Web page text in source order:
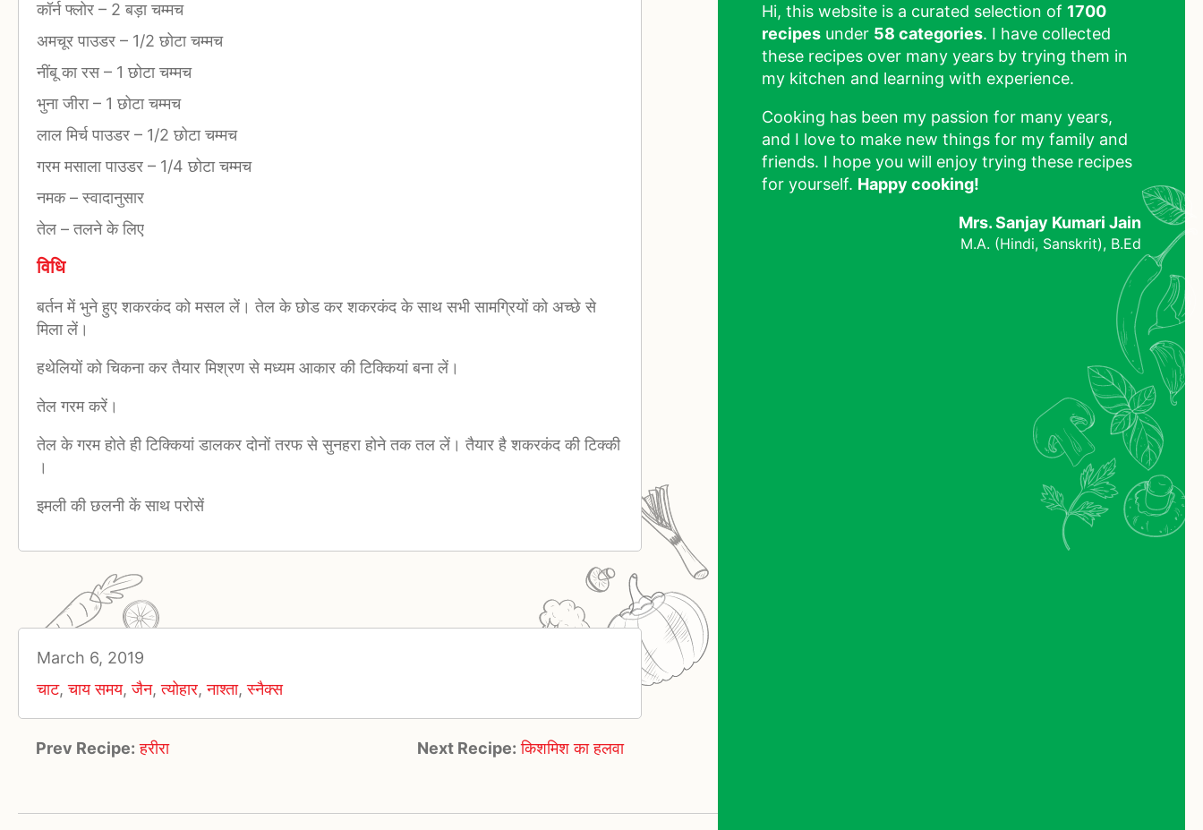
कॉर्न फ्लोर – 2 बड़ा चम्मच
अमचूर पाउडर – 1/2 छोटा चम्मच
नींबू का रस– 1 छोटा चम्मच
भुना जीरा– 1 छोटा चम्मच
लाल मिर्च पाउडर – 1/2 छोटा चम्मच
गरम मसाला पाउडर – 1/4 छोटा चम्मच
नमक–स्वादानुसार
तेल –तलने के लिए
विधि
बर्तन में भुने हुए शकरकंद को मसल लें। तेल के छोड कर शकरकंद के साथ सभी सामग्रियों को अच्छे से
मिला लें।
हथेलियों को चिकना कर तैयार मिश्रण से मध्यम आकार की टिक्कियां बना लें।
तेल गरम करें।
तेल के गरम होते ही टिक्कियां डालकर दोनों तरफ से सुनहरा होने तक तल लें। तैयार है शकरकंद की टिक्की
।
इमली की छलनी कें साथ परोसें
March 6, 2019
चाट,चाय समय,जैन,त्योहार,नाश्ता,स्नैक्स
Prev Recipe: हरीरा Next Recipe: किशमिश का हलवा
Hi, this website is a curated selection of 1700
recipes under 58 categories. I have collected
these recipes over many years by trying them in
my kitchen and learning with experience.
Cooking has been my passion for many years,
and I love to make new things for my family and
friends. I hope you will enjoy trying these recipes
for yourself. Happy cooking!
Mrs. Sanjay Kumari Jain
M.A. (Hindi, Sanskrit), B.Ed